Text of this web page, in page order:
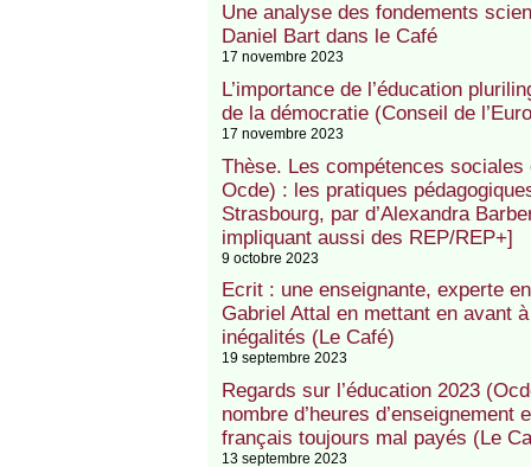
Une analyse des fondements
Daniel Bart dans le Café
17 novembre 2023
L’importance de l’éducation
de la démocratie (Conseil de
17 novembre 2023
Thèse. Les compétences
Ocde) : les pratiques
Strasbourg, par d’Alexandra
impliquant aussi des REP/REP+]
9 octobre 2023
Ecrit : une enseignante, experte
Gabriel Attal en mettant en avant
inégalités (Le Café)
19 septembre 2023
Regards sur l’éducation 2023
nombre d’heures
français toujours mal payés (Le
13 septembre 2023